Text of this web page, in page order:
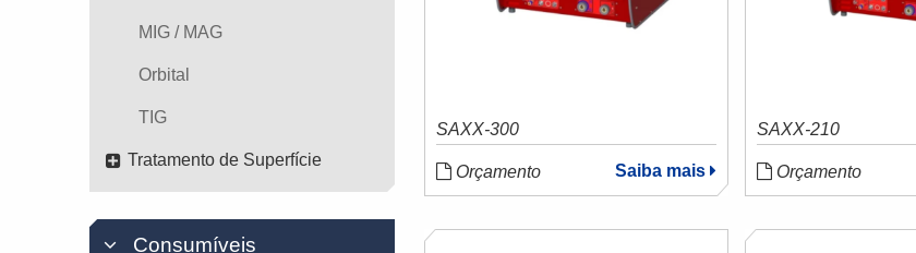
MIG / MAG
Orbital
TIG
Tratamento de Superfície
Consumíveis
SAXX-300
Orçamento Saiba mais
SAXX-210
Orçamento